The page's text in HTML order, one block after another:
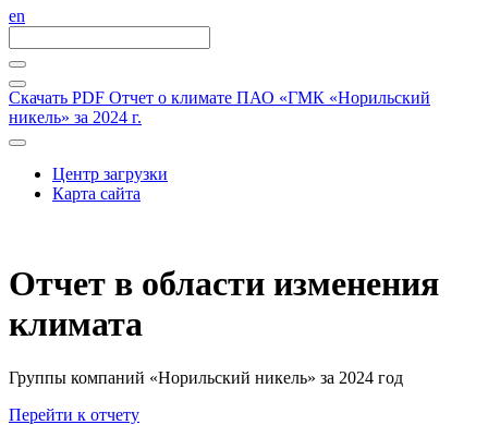
en
Скачать PDF Отчет о климате ПАО «ГМК «Норильский
никель» за 2024 г.
Центр загрузки
Карта сайта
Отчет в области изменения
климата
Группы компаний «Норильский никель» за 2024 год
Перейти к отчету